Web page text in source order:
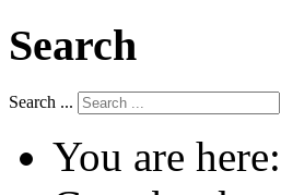
Search
Search ...
You are here: